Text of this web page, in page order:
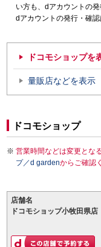
い方も、dアカウントの発
dアカウントの発行・確認
ドコモショップを
量販店などを表示
ドコモショップ
営業時間などは変更とな
プ／d gardenからご確認
店舗名
ドコモショップ小牧田県店